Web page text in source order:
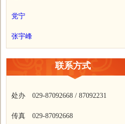
党宁
张宇峰
联系方式
处办 029-87092668 / 87092231
传真 029-87092668